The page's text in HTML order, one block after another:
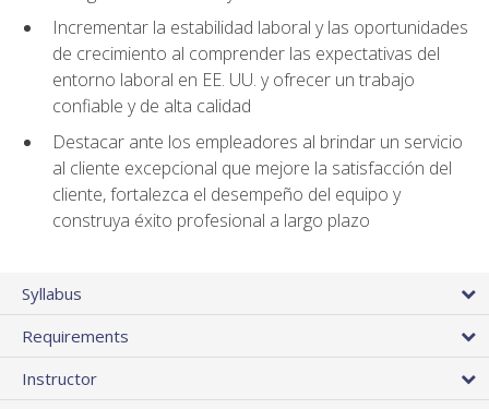
Incrementar la estabilidad laboral y las oportunidades
de crecimiento al comprender las expectativas del
entorno laboral en EE. UU. y ofrecer un trabajo
confiable y de alta calidad
Destacar ante los empleadores al brindar un servicio
al cliente excepcional que mejore la satisfacción del
cliente, fortalezca el desempeño del equipo y
construya éxito profesional a largo plazo
Syllabus
Requirements
Instructor